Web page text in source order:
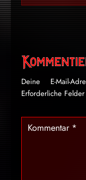
Deine E-Mail-
Erforderliche